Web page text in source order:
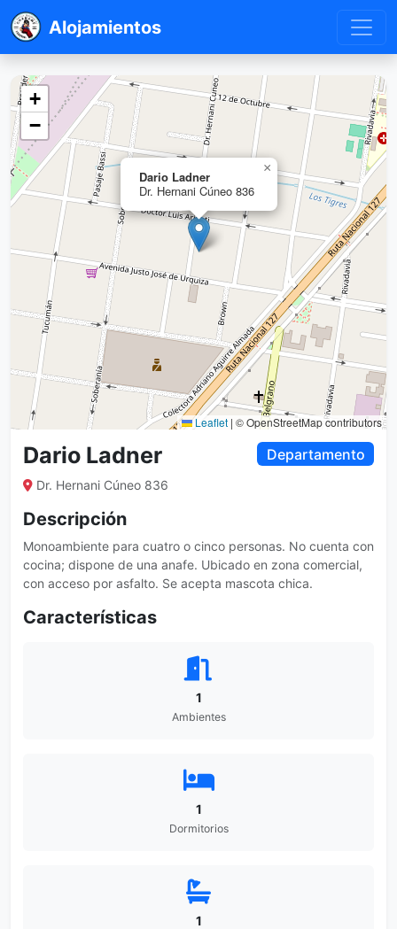
Alojamientos
Dario Ladner
Dr. Hernani Cúneo 836
×
+
−
Leaflet | © OpenStreetMap contributors
Dario Ladner
Dr. Hernani Cúneo 836
Departamento
Descripción
Monoambiente para cuatro o cinco personas. No cuenta con
cocina; dispone de una anafe. Ubicado en zona comercial,
con acceso por asfalto. Se acepta mascota chica.
Características
1
Ambientes
1
Dormitorios
1